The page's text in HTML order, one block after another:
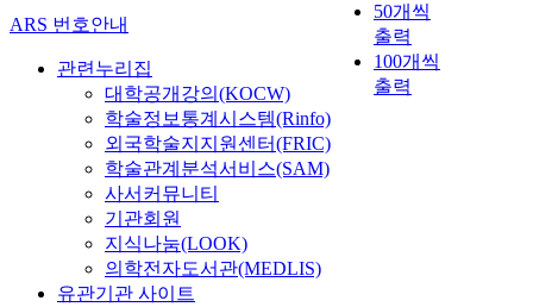
50개씩
출력
100개씩
출력
ARS 번호안내
관련누리집
대학공개강의(KOCW)
학술정보통계시스템(Rinfo)
외국학술지지원센터(FRIC)
학술관계분석서비스(SAM)
사서커뮤니티
기관회원
지식나눔(LOOK)
의학전자도서관(MEDLIS)
유관기관 사이트